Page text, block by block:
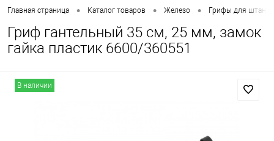
Главная страница • Каталог товаров • Железо • Грифы для штанги
Гриф гантельный 35 см, 25 мм, замок
гайка пластик 6600/360551
В наличии